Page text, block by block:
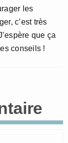
les
c’est très
que ça
conseils !